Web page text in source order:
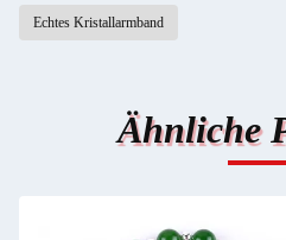
Echtes Kristallarmband
Ähnliche